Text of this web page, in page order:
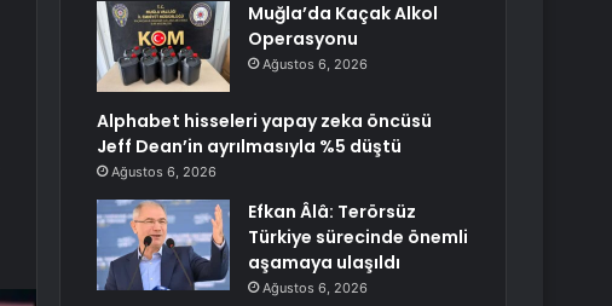
Muğla’da Kaçak Alkol
Operasyonu
Ağustos 6, 2026
Alphabet hisseleri yapay zeka öncüsü
Jeff Dean’in ayrılmasıyla %5 düştü
Ağustos 6, 2026
Efkan Âlâ: Terörsüz
Türkiye sürecinde önemli
aşamaya ulaşıldı
Ağustos 6, 2026